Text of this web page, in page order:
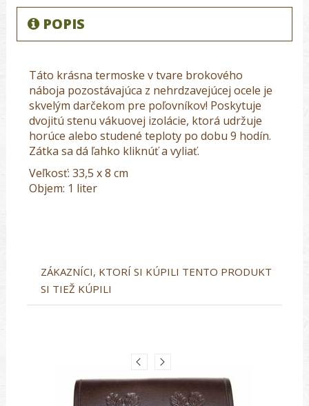
POPIS
Táto krásna termoske v tvare brokového
náboja pozostávajúca z nehrdzavejúcej ocele je
skvelým darčekom pre poľovníkov! Poskytuje
dvojitú stenu vákuovej izolácie, ktorá udržuje
horúce alebo studené teploty po dobu 9 hodín.
Zátka sa dá ľahko kliknúť a vyliať.
Veľkosť: 33,5 x 8 cm
Objem: 1 liter
ZÁKAZNÍCI, KTORÍ SI KÚPILI TENTO PRODUKT
SI TIEŽ KÚPILI